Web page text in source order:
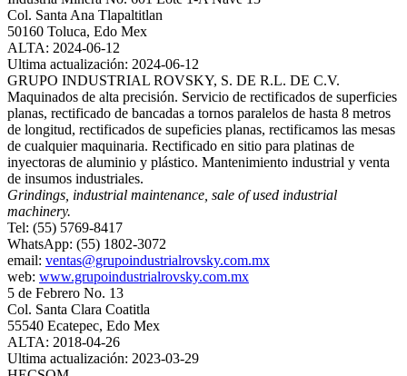
Col. Santa Ana Tlapaltitlan
50160 Toluca, Edo Mex
ALTA: 2024-06-12
Ultima actualización: 2024-06-12
GRUPO INDUSTRIAL ROVSKY, S. DE R.L. DE C.V.
Maquinados de alta precisión. Servicio de rectificados de superficies
planas, rectificado de bancadas a tornos paralelos de hasta 8 metros
de longitud, rectificados de supeficies planas, rectificamos las mesas
de cualquier maquinaria. Rectificado en sitio para platinas de
inyectoras de aluminio y plástico. Mantenimiento industrial y venta
de insumos industriales.
Grindings, industrial maintenance, sale of used industrial
machinery.
Tel: (55) 5769-8417
WhatsApp: (55) 1802-3072
email: ventas@grupoindustrialrovsky.com.mx
web: www.grupoindustrialrovsky.com.mx
5 de Febrero No. 13
Col. Santa Clara Coatitla
55540 Ecatepec, Edo Mex
ALTA: 2018-04-26
Ultima actualización: 2023-03-29